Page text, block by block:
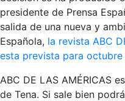
presidente de Prensa
salida de una nueva y
Española, la revista ABC
esta prevista para octubre
ABC DE LAS AMÉRICAS
de Tena. Si sale bien